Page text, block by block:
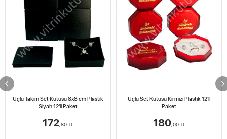
Üçlü Takım Set Kutusu 8x8 cm Plastik
Siyah 12'li Paket
172,80TL
Üçlü Set Kutusu Kırmızı Plastik 12'lİ
Paket
180,00TL